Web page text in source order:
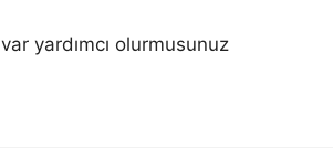
yardımcı olurmusunuz